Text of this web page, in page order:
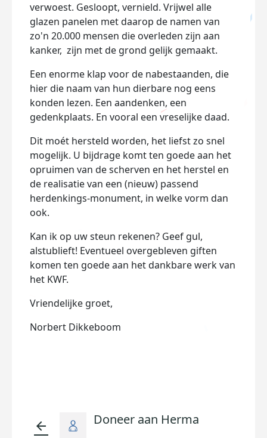
verwoest. Gesloopt, vernield. Vrijwel alle
glazen panelen met daarop de namen van
zo'n 20.000 mensen die overleden zijn aan
kanker, zijn met de grond gelijk gemaakt.
Een enorme klap voor de nabestaanden, die
hier die naam van hun dierbare nog eens
konden lezen. Een aandenken, een
gedenkplaats. En vooral een vreselijke daad.
Dit moét hersteld worden, het liefst zo snel
mogelijk. U bijdrage komt ten goede aan het
opruimen van de scherven en het herstel en
de realisatie van een (nieuw) passend
herdenkings-monument, in welke vorm dan
ook.
Kan ik op uw steun rekenen? Geef gul,
alstublieft! Eventueel overgebleven giften
komen ten goede aan het dankbare werk van
het KWF.
Vriendelijke groet,
Norbert Dikkeboom
arrow_back Doneer aan Herma